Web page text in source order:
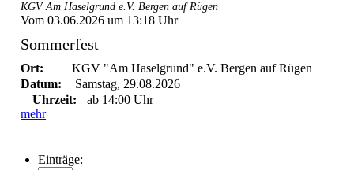
KGV Am Haselgrund e.V. Bergen auf Rügen
Vom 03.06.2026 um 13:18 Uhr
Sommerfest
Ort:
KGV "Am Haselgrund" e.V. Bergen auf Rügen
Datum:
Samstag, 29.08.2026
Uhrzeit:
ab 14:00 Uhr
mehr
Einträge: